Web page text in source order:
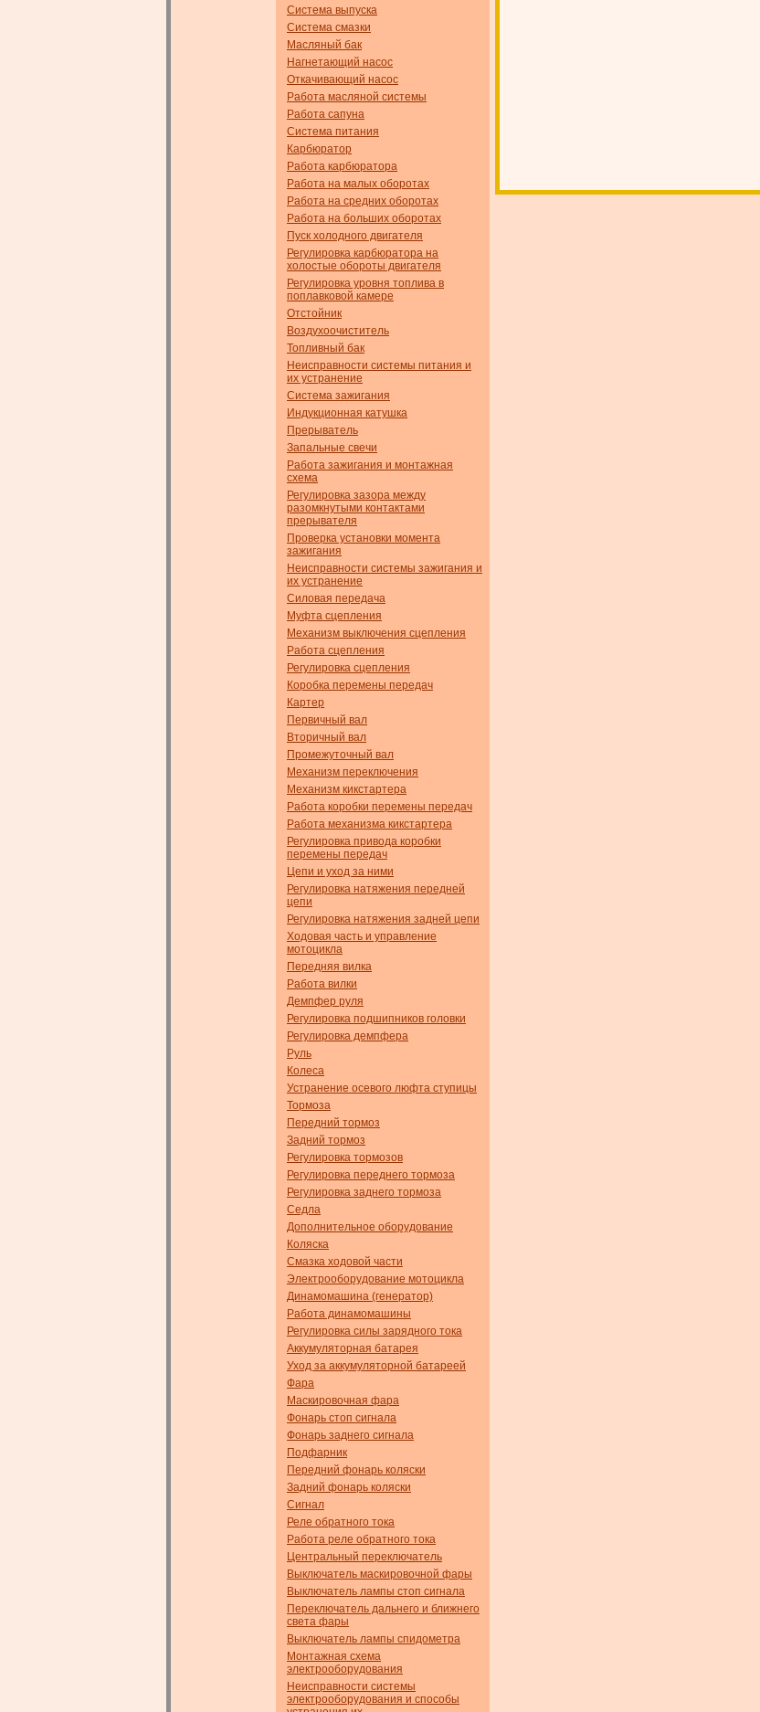
Система выпуска
Система смазки
Масляный бак
Нагнетающий насос
Откачивающий насос
Работа масляной системы
Работа сапуна
Система питания
Карбюратор
Работа карбюратора
Работа на малых оборотах
Работа на средних оборотах
Работа на больших оборотах
Пуск холодного двигателя
Регулировка карбюратора на
холостые обороты двигателя
Регулировка уровня топлива в
поплавковой камере
Отстойник
Воздухоочиститель
Топливный бак
Неисправности системы питания и
их устранение
Система зажигания
Индукционная катушка
Прерыватель
Запальные свечи
Работа зажигания и монтажная
схема
Регулировка зазора между
разомкнутыми контактами
прерывателя
Проверка установки момента
зажигания
Неисправности системы зажигания и
их устранение
Силовая передача
Муфта сцепления
Механизм выключения сцепления
Работа сцепления
Регулировка сцепления
Коробка перемены передач
Картер
Первичный вал
Вторичный вал
Промежуточный вал
Механизм переключения
Механизм кикстартера
Работа коробки перемены передач
Работа механизма кикстартера
Регулировка привода коробки
перемены передач
Цепи и уход за ними
Регулировка натяжения передней
цепи
Регулировка натяжения задней цепи
Ходовая часть и управление
мотоцикла
Передняя вилка
Работа вилки
Демпфер руля
Регулировка подшипников головки
Регулировка демпфера
Руль
Колеса
Устранение осевого люфта ступицы
Тормоза
Передний тормоз
Задний тормоз
Регулировка тормозов
Регулировка переднего тормоза
Регулировка заднего тормоза
Седла
Дополнительное оборудование
Коляска
Смазка ходовой части
Электрооборудование мотоцикла
Динамомашина (генератор)
Работа динамомашины
Регулировка силы зарядного тока
Аккумуляторная батарея
Уход за аккумуляторной батареей
Фара
Маскировочная фара
Фонарь стоп сигнала
Фонарь заднего сигнала
Подфарник
Передний фонарь коляски
Задний фонарь коляски
Сигнал
Реле обратного тока
Работа реле обратного тока
Центральный переключатель
Выключатель маскировочной фары
Выключатель лампы стоп сигнала
Переключатель дальнего и ближнего
света фары
Выключатель лампы спидометра
Монтажная схема
электрооборудования
Неисправности системы
электрооборудования и способы